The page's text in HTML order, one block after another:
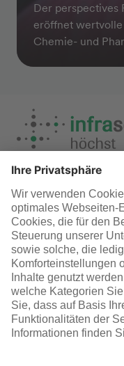
Der perspectives
eröffnet
Chemie- und
Übersicht
Infraserv Höchst
Karriere bei uns